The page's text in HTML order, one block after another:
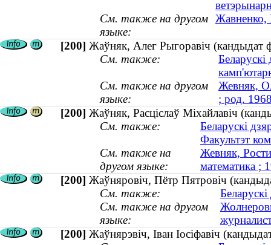
См. также на другом
языке:
Жавненко,
[200] Жаўняк, Алег Рыгоравіч (кандыдат
См. также:
Беларускі
См. также на другом
языке:
Жевняк,
; род.
[200] Жаўняк, Расціслаў Міхайлавіч
См. также:
Беларускі
Факультэт
См. также на
другом языке:
Жевняк,
математика ;
[200] Жаўняровіч, Пётр Пятровіч
См. также:
См. также на другом
языке:
[200] Жаўнярэвіч, Іван Іосіфавіч